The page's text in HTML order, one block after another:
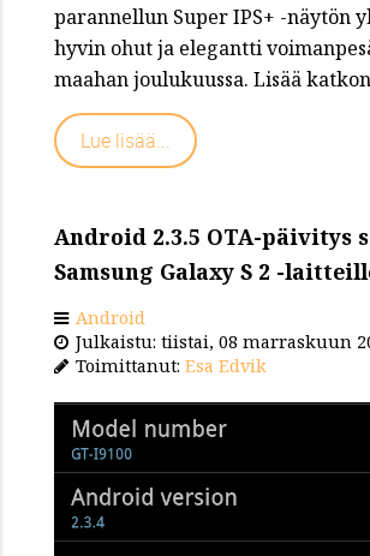
parannellun Super IPS+ -näytön
hyvin ohut ja elegantti
maahan joulukuussa. Lisää
Lue lisää...
Android 2.3.5 OTA-päivitys
Samsung Galaxy S 2 -
Android
Julkaistu: tiistai, 08 marraskuun
Toimittanut: Esa Edvik